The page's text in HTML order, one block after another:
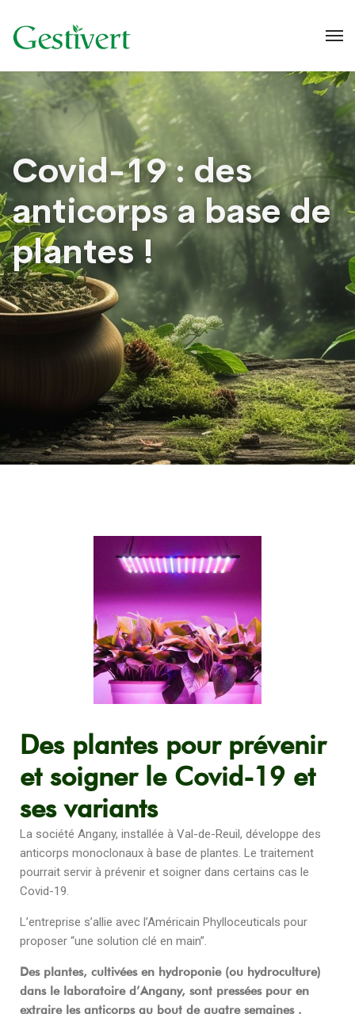
Covid-19 : des
anticorps a base de
plantes !
Des plantes pour prévenir
et soigner le Covid-19 et
ses variants
La société Angany, installée à Val-de-Reuil, développe des
anticorps monoclonaux à base de plantes. Le traitement
pourrait servir à prévenir et soigner dans certains cas le
Covid-19.
L’entreprise s’allie avec l’Américain Phylloceuticals pour
proposer “une solution clé en main”.
Des plantes, cultivées en hydroponie (ou hydroculture)
dans le laboratoire d’Angany, sont pressées pour en
extraire les anticorps au bout de quatre semaines .